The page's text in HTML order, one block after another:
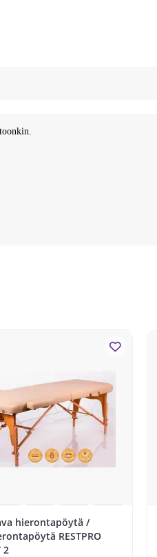
hierontapöytä /
RESTPRO
2